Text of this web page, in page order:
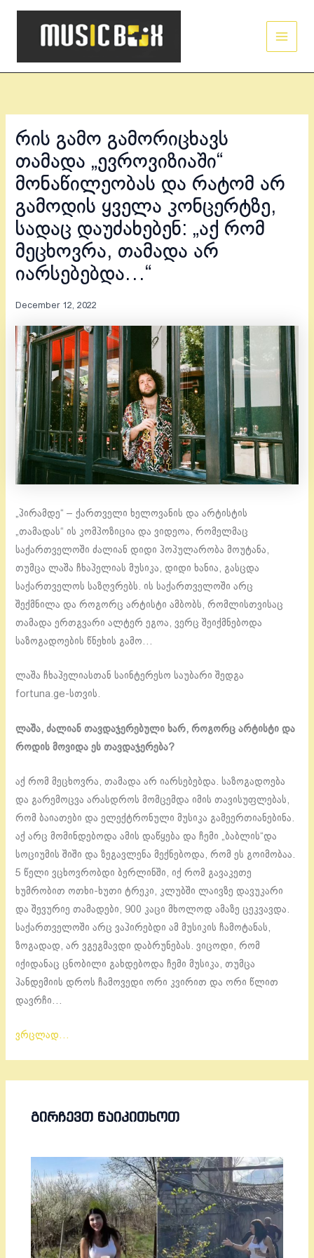
Skip
რის გამო გამორიცხავს
თამადა „ევროვიზიაში“
მონაწილეობას და რატომ არ
გამოდის ყველა კონცერტზე,
სადაც დაუძახებენ: „აქ რომ
მეცხოვრა, თამადა არ
იარსებებდა…“
December 12, 2022
„პირამდე“ – ქართველი ხელოვანის და არტისტის
„თამადას“ ის კომპოზიცია და ვიდეოა, რომელმაც
საქართველოში ძალიან დიდი პოპულარობა მოუტანა,
თუმცა ლაშა ჩხაპელიას მუსიკა, დიდი ხანია, გასცდა
საქართველოს საზღვრებს. ის საქართველოში არც
შექმნილა და როგორც არტისტი ამბობს, რომლისთვისაც
თამადა ერთგვარი ალტერ ეგოა, ვერც შეიქმნებოდა
საზოგადოების წნეხის გამო…
ლაშა ჩხაპელიასთან საინტერესო საუბარი შედგა
fortuna.ge-სთვის.
ლაშა, ძალიან თავდაჯერებული ხარ, როგორც არტისტი და
როდის მოვიდა ეს თავდაჯერება?
აქ რომ მეცხოვრა, თამადა არ იარსებებდა. საზოგადოება
და გარემოცვა არასდროს მომცემდა იმის თავისუფლებას,
რომ ბაიათები და ელექტრონული მუსიკა გამეერთიანებინა.
აქ არც მომინდებოდა ამის დაწყება და ჩემი „ბაბლის“და
სოციუმის შიში და ზეგავლენა მექნებოდა, რომ ეს გოიმობაა.
5 წელი ვცხოვრობდი ბერლინში, იქ რომ გავაკეთე
ხუმრობით ოთხი-ხუთი ტრეკი, კლუბში ლაივზე დავუკარი
და შევურიე თამადები, 900 კაცი მხოლოდ ამაზე ცეკვავდა.
საქართველოში არც ვაპირებდი ამ მუსიკის ჩამოტანას,
ზოგადად, არ ვგეგმავდი დაბრუნებას. ვიცოდი, რომ
იქიდანაც ცნობილი გახდებოდა ჩემი მუსიკა, თუმცა
პანდემიის დროს ჩამოვედი ორი კვირით და ორი წლით
დავრჩი…
ვრცლად…
ᲒᲘᲠᲩᲔᲕᲗ ᲬᲐᲘᲙᲘᲗᲮᲝᲗ